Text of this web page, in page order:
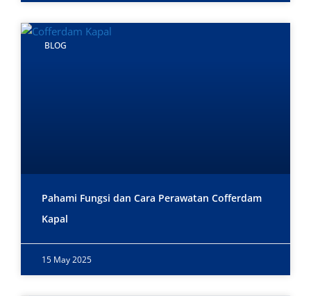
BLOG
Pahami Fungsi dan Cara Perawatan Cofferdam
Kapal
15 May 2025